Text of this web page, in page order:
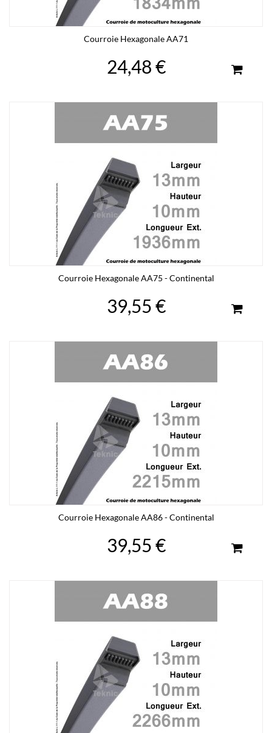
Courroie Hexagonale AA71
24,48 €
Courroie Hexagonale AA75 - Continental
39,55 €
Courroie Hexagonale AA86 - Continental
39,55 €